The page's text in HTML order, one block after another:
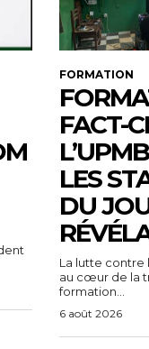
FORMATION
FACT-
LES
DU
La lutte contre
au cœur de la
formation...
6 août 2026